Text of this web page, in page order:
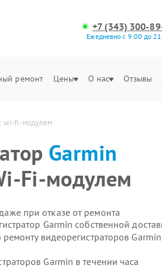
+7 (343) 300-
Ежедневно с 9:00 до
ремонт Цены О нас Отзывы
wi-fi-модулем
Garmin
Fi-модулем
при отказе от ремонта
Garmin собственной
видеорегистраторов
Garmin в течении часа